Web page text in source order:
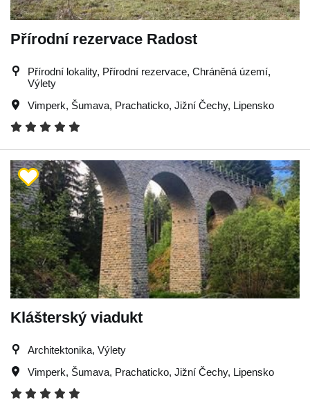
Přírodní rezervace Radost
Přírodní lokality, Přírodní rezervace, Chráněná území,
Výlety
Vimperk, Šumava, Prachaticko, Jižní Čechy, Lipensko
Klášterský viadukt
Architektonika, Výlety
Vimperk, Šumava, Prachaticko, Jižní Čechy, Lipensko